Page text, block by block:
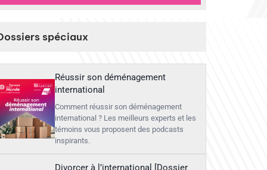
spéciaux
Réussir son déménagement
international
Comment réussir son déménagement
international ? Les meilleurs experts et les
témoins vous proposent des podcasts
inspirants.
Divorcer à l’international [Dossier